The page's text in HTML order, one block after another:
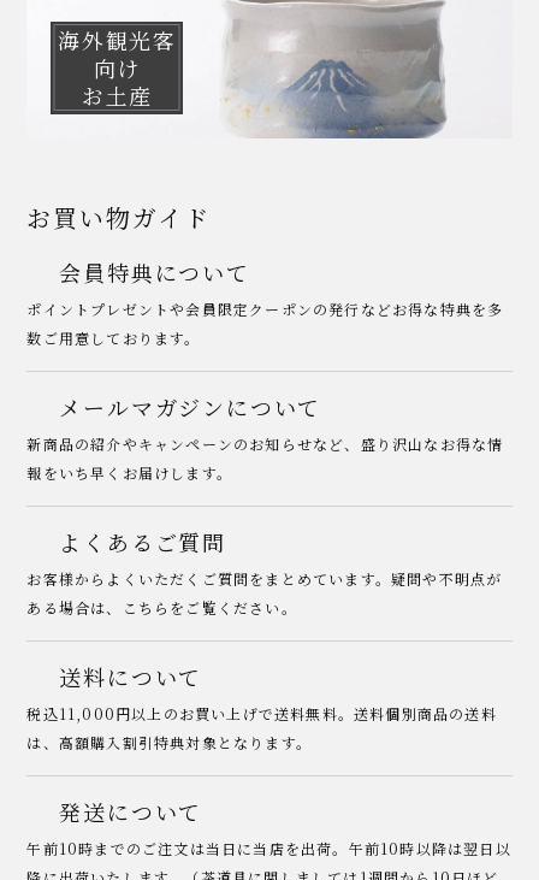
海外観光客
向け
お土産
お買い物ガイド
会員特典について
ポイントプレゼントや会員限定クーポンの発行などお得な特典を多
数ご用意しております。
メールマガジンについて
新商品の紹介やキャンペーンのお知らせなど、盛り沢山なお得な情
報をいち早くお届けします。
よくあるご質問
お客様からよくいただくご質問をまとめています。疑問や不明点が
ある場合は、こちらをご覧ください。
送料について
税込11,000円以上のお買い上げで送料無料。送料個別商品の送料
は、高額購入割引特典対象となります。
発送について
午前10時までのご注文は当日に当店を出荷。午前10時以降は翌日以